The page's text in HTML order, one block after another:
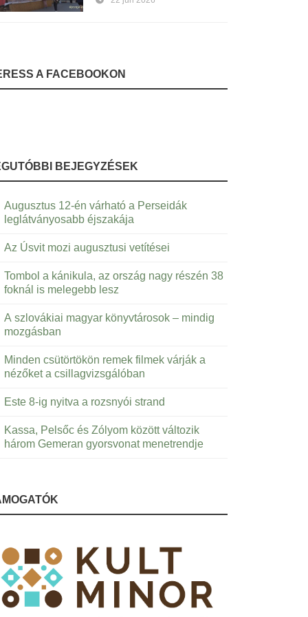
A FACEBOOKON
BEJEGYZÉSEK
Augusztus 12-én várható a Perseidák
leglátványosabb éjszakája
Az Úsvit mozi augusztusi vetítései
Tombol a kánikula, az ország nagy részén 38
foknál is melegebb lesz
A szlovákiai magyar könyvtárosok – mindig
mozgásban
Minden csütörtökön remek filmek várják a
nézőket a csillagvizsgálóban
Este 8-ig nyitva a rozsnyói strand
Kassa, Pelsőc és Zólyom között változik
három Gemeran gyorsvonat menetrendje